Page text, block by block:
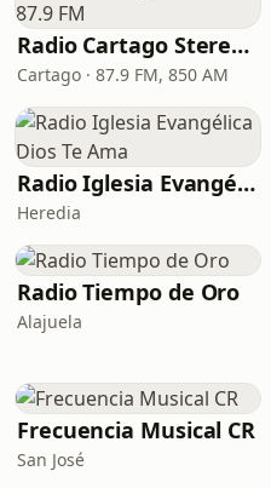
Radio Cartago Stereo 87.9 FM
Cartago · 87.9 FM, 850 AM
Radio Iglesia Evangélica Dios Te Ama
Heredia
Radio Tiempo de Oro
Alajuela
Frecuencia Musical CR
San José